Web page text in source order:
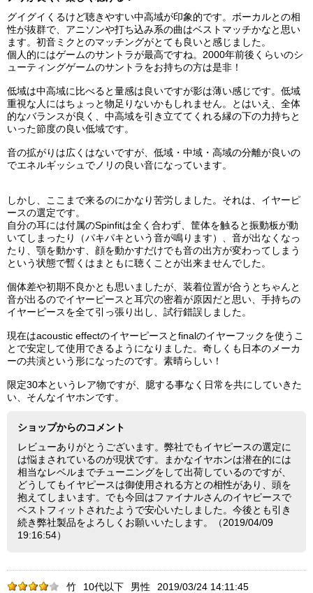
グイグイくるけど聴きやすい中高域が印象的です。ボーカルとの相
性が抜群で、アニソンや打ち込み系の曲はベストマッチかなと思い
ます。初音ミクとのマッチングがとても良いと感じました。
個人的にはゲームのサントラが最高ですね。2000年前後くらいのシ
ューティングゲームのサントラをお持ちの方は是非！
低域は中高域に比べると量感は良いですが影は薄い感じです。低域
重視な人にはちょっと物足りないかもしれません。とはいえ、全体
的なバランスが良く、中高域を引き立ててくれる縁の下の力持ちと
いった節度の良い低域です。
音の拡がりは広くはないですが、低域・中域・高域の分離が良いの
でエネルギッシュでノリの良い音になっています。
しかし、ここまで来るのにかなり苦労しました。それは、イヤーピ
ースの選定です。
自分の耳には付属のSpinfitは全く合わず、筐体を触ると振動板が動
いてしまったり（パキパキという音が鳴ります）、音が出なくなっ
たり、顎を動かす、顔を動かすだけでも音の出方が変わってしまう
という状態で暫くはまともに聴くことが出来ませんでした。
個体差や初期不良かとも思いましたが、装着位置が合うとちゃんと
音が出るのでイヤーピースと耳穴の密着が原因だと思い、手持ちの
イヤーピースを全て引っ張り出し、試行錯誤しました。
現在はacoustic effectのイヤーピースとfinalのイヤーフックを使うこ
とで安定して使用できるようになりました。奇しくも日本のメーカ
ーの共演という形になったのです。素晴らしい！
限定30本というレア物ですが、臆する事なく日常を共にしていきた
い、そんなイヤホンです。
ショップからのコメント
レビューありがとうございます。弊社でもイヤピースの選定に
は悩まされているのが現状です。まかなイヤホンは潜在的には
相当なレベルまでチューニングをして出荷しているのですが、
どうしてもイヤピースは御使用される方との相性があり、頭を
抱えてしまいます。でも今回はファイナルさんのイヤピースで
ベストフィットされたようで安心いたしました。今後とも引き
続き弊社製品をよろしくお願いいたします。（2019/04/09
19:16:54）
竹 10代以下 男性
2019/03/24 14:11:45